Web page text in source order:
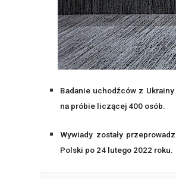
Badanie uchodźców z
na próbie liczącej 400 osób.
Wywiady zostały
Polski po 24 lutego 2022 roku.